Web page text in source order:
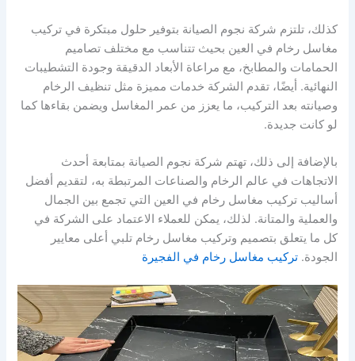
كذلك، تلتزم شركة نجوم الصيانة بتوفير حلول مبتكرة في تركيب
مغاسل رخام في العين بحيث تتناسب مع مختلف تصاميم
الحمامات والمطابخ، مع مراعاة الأبعاد الدقيقة وجودة التشطيبات
النهائية. أيضًا، تقدم الشركة خدمات مميزة مثل تنظيف الرخام
وصيانته بعد التركيب، ما يعزز من عمر المغاسل ويضمن بقاءها كما
لو كانت جديدة.
بالإضافة إلى ذلك، تهتم شركة نجوم الصيانة بمتابعة أحدث
الاتجاهات في عالم الرخام والصناعات المرتبطة به، لتقديم أفضل
أساليب تركيب مغاسل رخام في العين التي تجمع بين الجمال
والعملية والمتانة. لذلك، يمكن للعملاء الاعتماد على الشركة في
كل ما يتعلق بتصميم وتركيب مغاسل رخام تلبي أعلى معايير
الجودة. تركيب مغاسل رخام في الفجيرة